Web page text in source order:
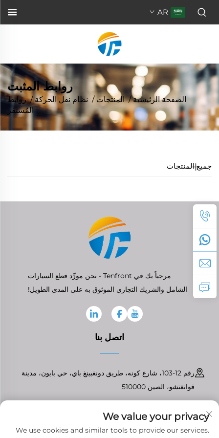
AR
روابط المثبت
الصفحة الرئيسية/المنتجات / نظام نقل الحركة /روابط
المُستقر
جميع المنتجات
مرحباً بك في Tenfront - نحن مورِّد قطع السيارات
الشامل والشريك التجاري الموثوق به على المدى الطويل!
اتصل بنا
رقم 12-103، شارع كونه، طريق دونغبينغ باي، حي بايون، مدينة
قوانغتشو، الصين 510000
[email protected]
We value your privacy
We use cookies and similar tools to provide our services.